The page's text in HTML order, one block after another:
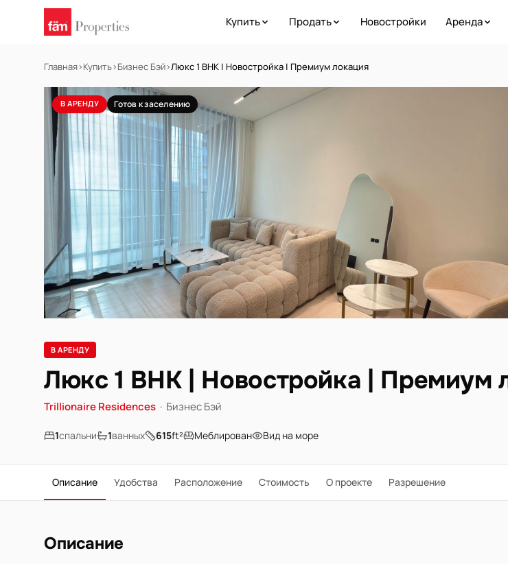
Купить Продать Новостройки Аренда
Главная›Купить›Бизнес Бэй›Люкс 1 BHK | Новостройка | Премиум локация
В АРЕНДУ Готов к заселению
В АРЕНДУ
Люкс 1 BHK | Новостройка | Премиум
Trillionaire Residences · Бизнес Бэй
1спальни 1ванных 615ft² Меблирован Вид на море
Описание Удобства Расположение Стоимость О проекте Разрешение
Описание